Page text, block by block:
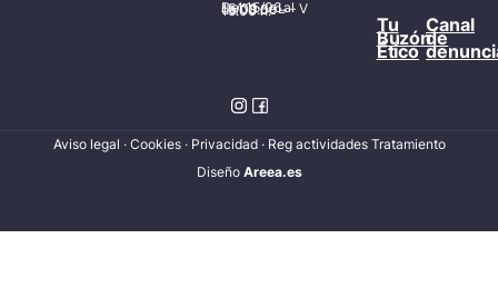
Del 15/06 al 15/09 de L – V de 08:00 – 15:00 h.
Tu
Buzón
Ético
Canal
de
Aviso legal · Cookies· Privacidad · Reg actividades Tratamiento
Diseño Areea.es